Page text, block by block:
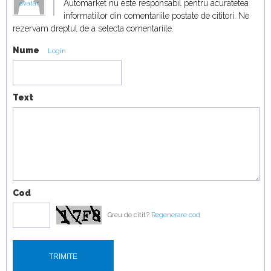
Porsche Cayenne Electric vs Ferrari Purosangue
vs Lamborghini Urus
16:07
Electric vs cel mai mare avion
avatar
Automarket nu este responsabil pentru acuratetea
informatiilor din comentariile postate de cititori. Ne
rezervam dreptul de a selecta comentariile.
Nume Login
Text
Cod
Greu de citit? Regenerare cod